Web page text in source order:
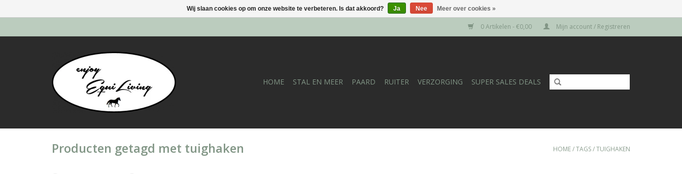
0 Artikelen - €0,00 Mijn account / Registreren
HOME STAL EN MEER PAARD RUITER VERZORGING SUPER SALES DEALS
Producten getagd met tuighaken HOME/TAGS/TUIGHAKEN
Wij slaan cookies op om onze website te verbeteren. Is dat akkoord? Ja Nee Meer over cookies »